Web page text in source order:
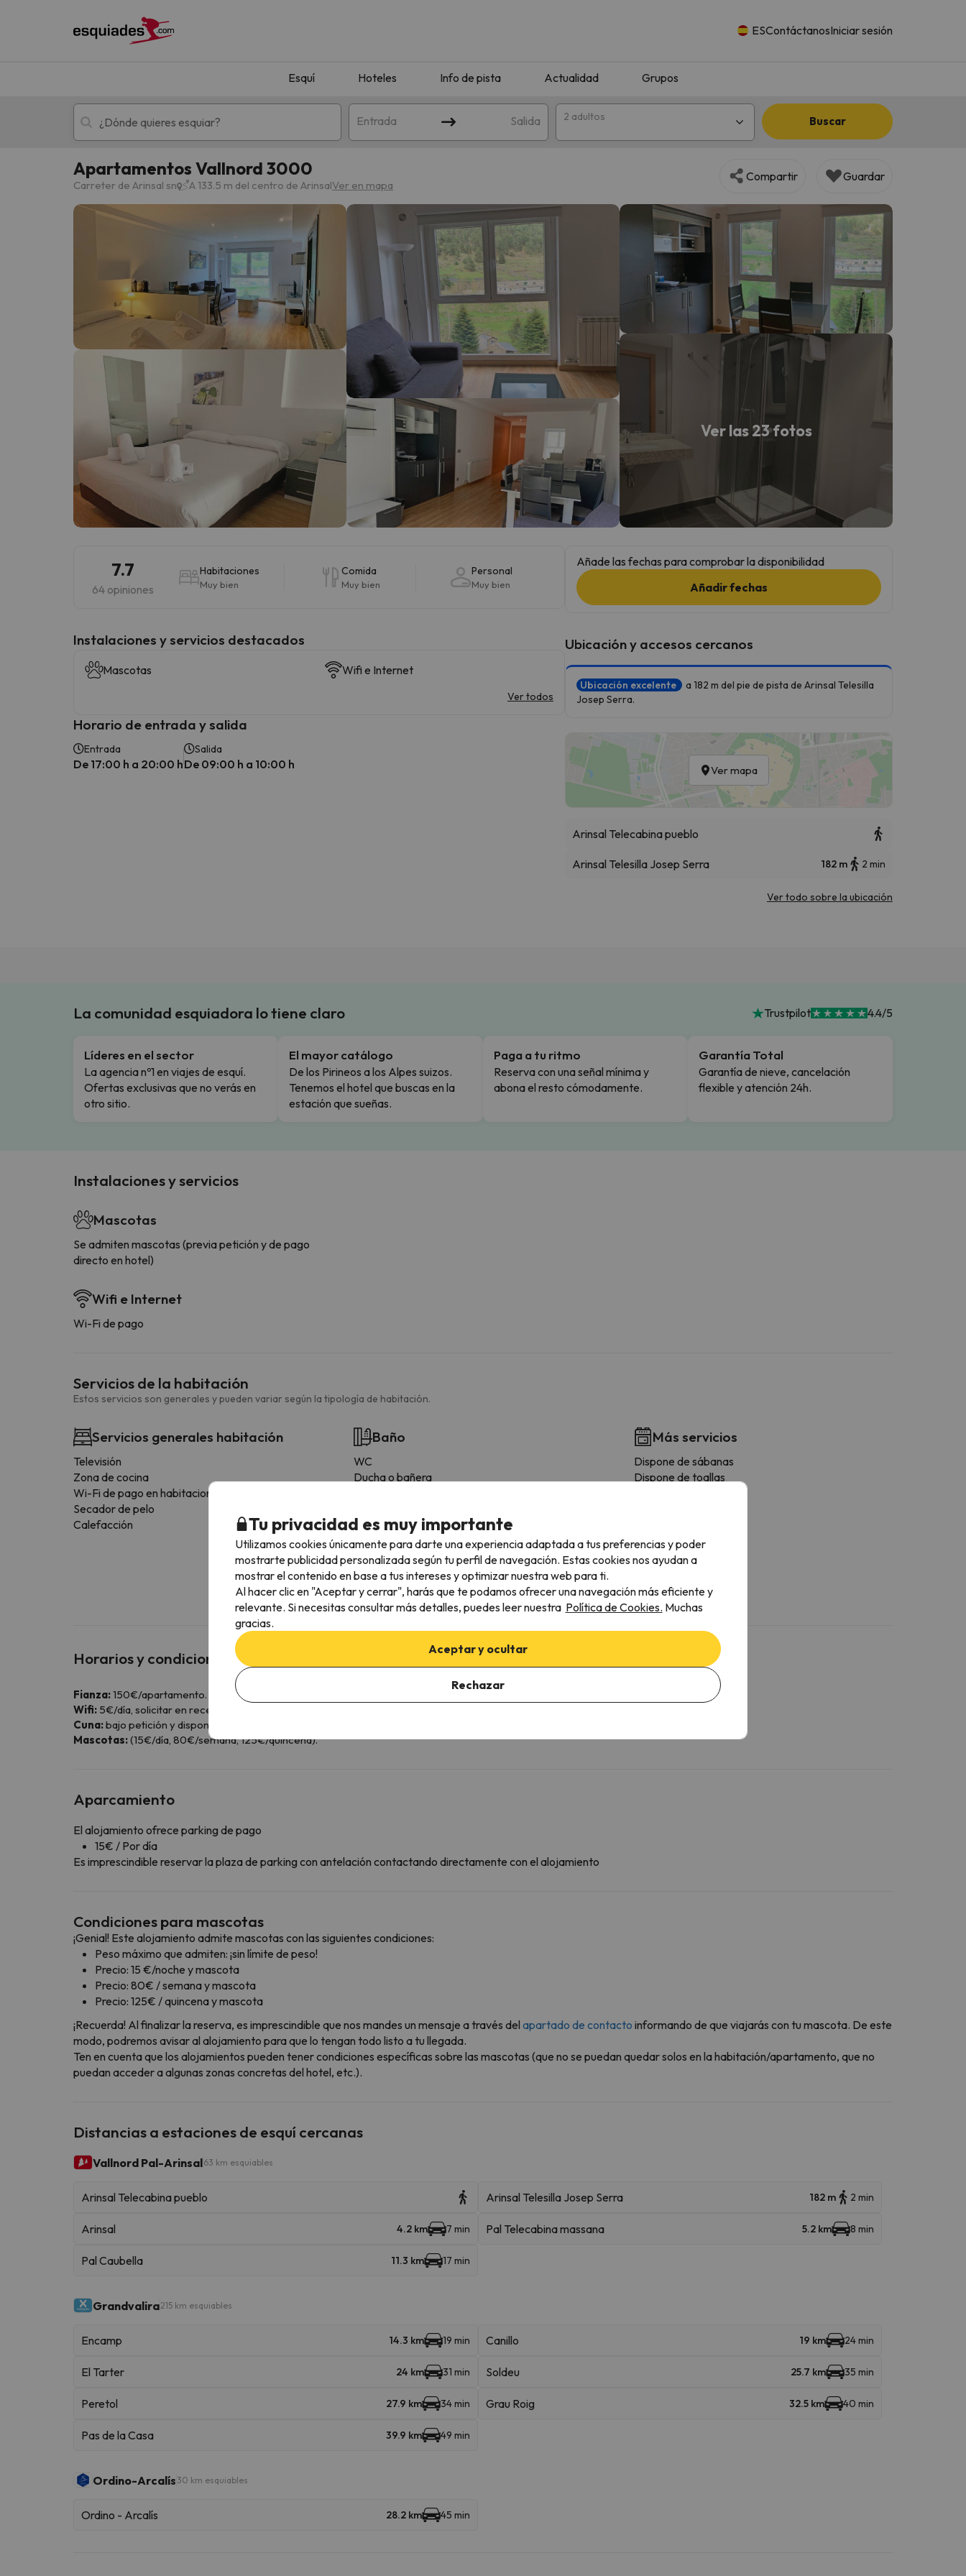
ESContáctanosIniciar sesión
Esquí Hoteles Info de pista Actualidad Grupos
Entrada Salida 2 adultos Buscar
Esquí Escapadas
¡Vaya! No hemos encontrado ningún resultado que coincida con tu búsqueda. Prueba a modificar el destino.
¡Vaya! Parece que nuestro buscador ha perdido el norte. En cuanto encuentre su brújula vuelve.
Apartamentos Vallnord 3000
Carreter de Arinsal sn A 133.5 m del centro de ArinsalVer en mapa
Compartir Guardar
Ver las 23 fotos
7.7
64 opiniones
Habitaciones
Muy bien
Comida
Muy bien
Personal
Muy bien
Instalaciones y servicios destacados
Mascotas Wifi e Internet
Ver todos
Horario de entrada y salida
Entrada
De 17:00 h a 20:00 h
Salida
De 09:00 h a 10:00 h
Añade las fechas para comprobar la disponibilidad
Añadir fechas
Ubicación y accesos cercanos
Ubicación excelente
a 182 m del pie de pista de Arinsal Telesilla
Josep Serra.
Ver mapa
Arinsal Telecabina pueblo
Arinsal Telesilla Josep Serra 182 m 2 min
Ver todo sobre la ubicación
La comunidad esquiadora lo tiene claro Trustpilot 4.4/5
Líderes en el sector
La agencia nº1 en viajes de esquí.
Ofertas exclusivas que no verás en
otro sitio.
El mayor catálogo
De los Pirineos a los Alpes suizos.
Tenemos el hotel que buscas en la
estación que sueñas.
Paga a tu ritmo
Reserva con una señal mínima y
abona el resto cómodamente.
Garantía Total
Garantía de nieve, cancelación
flexible y atención 24h.
Instalaciones y servicios
Mascotas
Se admiten mascotas (previa petición y de pago
directo en hotel)
Wifi e Internet
Wi-Fi de pago
Servicios de la habitación
Estos servicios son generales y pueden variar según la tipología de habitación.
Servicios generales habitación
Televisión
Zona de cocina
Wi-Fi de pago en habitaciones
Secador de pelo
Calefacción
Baño
WC
Ducha o bañera
Más servicios
Dispone de sábanas
Dispone de toallas
Microondas
Tostadora
Horarios y condiciones especiales
Fianza:150€/apartamento. Deberás abonar este importe mediante tarjeta.
Wifi: 5€/día, solicitar en recepción.
Cuna:bajo petición y disponibilidad; suplemento de 8 €/día, 40 €/semana y 60 €/quincena.
Mascotas:(15€/día, 80€/semana, 125€/quincena).
Aparcamiento
El alojamiento ofrece parking de pago
15€ / Por día
Es imprescindible reservar la plaza de parking con antelación contactando directamente con el alojamiento
Condiciones para mascotas
¡Genial! Este alojamiento admite mascotas con las siguientes condiciones:
Peso máximo que admiten: ¡sin límite de peso!
Precio: 15 €/noche y mascota
Precio: 80€ / semana y mascota
Precio: 125€ / quincena y mascota
¡Recuerda! Al finalizar la reserva, es imprescindible que nos mandes un mensaje a través del apartado de contacto informando de que viajarás con tu mascota. De este
modo, podremos avisar al alojamiento para que lo tengan todo listo a tu llegada.
Ten en cuenta que los alojamientos pueden tener condiciones específicas sobre las mascotas (que no se puedan quedar solos en la habitación/apartamento, que no
puedan acceder a algunas zonas concretas del hotel, etc.).
Distancias a estaciones de esquí cercanas
Vallnord Pal-Arinsal63 km esquiables
Arinsal Telecabina pueblo Arinsal Telesilla Josep Serra 182 m 2 min
Arinsal 4.2 km 7 min Pal Telecabina massana 5.2 km 8 min
Pal Caubella 11.3 km 17 min
Grandvalira215 km esquiables
Encamp 14.3 km 19 min Canillo 19 km 24 min
El Tarter 24 km 31 min Soldeu 25.7 km 35 min
Peretol 27.9 km 34 min Grau Roig 32.5 km 40 min
Pas de la Casa 39.9 km 49 min
Ordino-Arcalís 30 km esquiables
Ordino - Arcalís 28.2 km 45 min
Tu privacidad es muy importante
Utilizamos cookies únicamente para darte una experiencia adaptada a tus preferencias y poder
mostrarte publicidad personalizada según tu perfil de navegación. Estas cookies nos ayudan a
mostrar el contenido en base a tus intereses y optimizar nuestra web para ti.
Al hacer clic en "Aceptar y cerrar", harás que te podamos ofrecer una navegación más eficiente y
relevante. Si necesitas consultar más detalles, puedes leer nuestra Política de Cookies. Muchas
gracias.
Aceptar y ocultar
Rechazar